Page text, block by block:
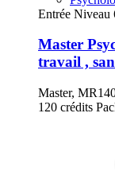
Entrée Niveau
Master
travail ,
Master,
120 crédits